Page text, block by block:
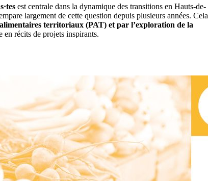
est centrale dans la dynamique des transitions en Hauts-de-
largement de cette question depuis plusieurs années. Cela
territoriaux (PAT) et par l’exploration de la
en récits de projets inspirants.